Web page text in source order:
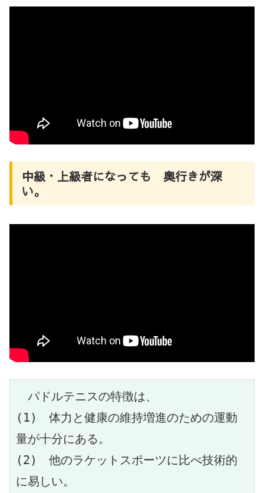
中級・上級者になっても 奥行きが深
い。
パドルテニスの特徴は、
(1)　体力と健康の維持増進のための運動
量が十分にある。
(2)　他のラケットスポーツに比べ技術的
に易しい。